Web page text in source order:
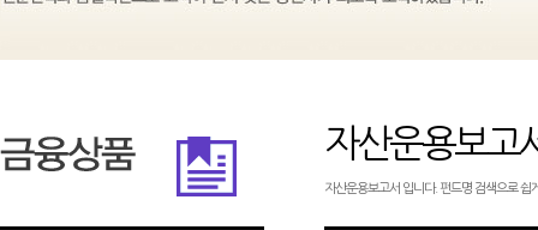
자산운용보고
자산운용보고서 입니다. 펀드명 검색으로 쉽